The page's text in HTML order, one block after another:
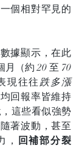
個相對罕見的
據顯示，在此
（約 20 至 70
現往往跌多漲
回報率皆維持
這些看似強勢
著波動，甚至
， 回補部分裂